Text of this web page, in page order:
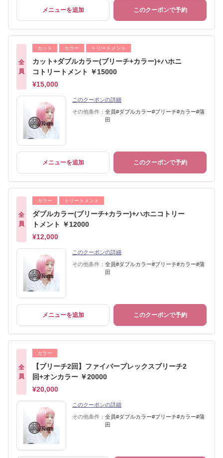
メニューを追加 このクーポンで予約
全
員
カット カラー トリートメント
カット+ダブルカラー(ブリーチ+カラー)+ハホニ
コトリートメント ￥15000
¥15,000
このクーポンの詳細
その他条件： 全員#ダブルカラー#ブリーチ#カラー#蒲
田
メニューを追加 このクーポンで予約
全
員
カラー トリートメント
ダブルカラー(ブリーチ+カラー)+ハホニコトリー
トメント ￥12000
¥12,000
このクーポンの詳細
その他条件： 全員#ダブルカラー#ブリーチ#カラー#蒲
田
メニューを追加 このクーポンで予約
全
員
カラー
【ブリーチ2回】ファイバープレックスブリーチ2
回+オンカラー ￥20000
¥20,000
このクーポンの詳細
その他条件： 全員#ダブルカラー#ブリーチ#カラー#蒲
田